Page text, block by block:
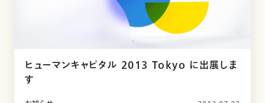
ヒューマンキャピタル 2013 Tokyo に出展しま
す